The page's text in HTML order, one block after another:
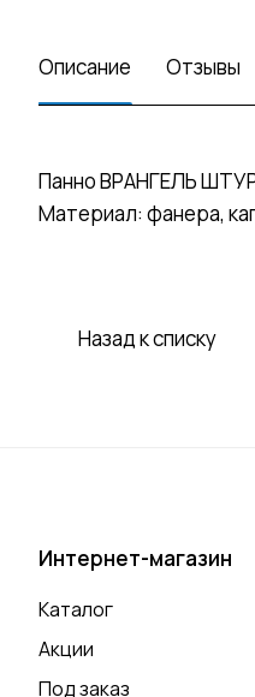
Описание Отзывы
Панно ВРАНГЕЛЬ
Материал: фанера,
Назад к списку
Интернет-магазин
Каталог
Акции
Под заказ